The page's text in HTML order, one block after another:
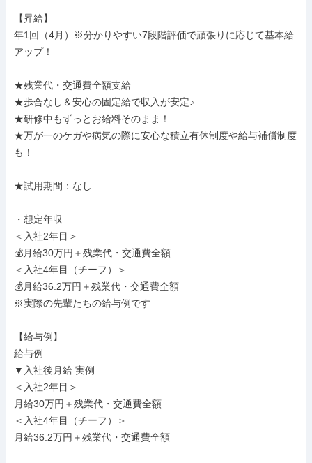
【昇給】
年1回（4月）※分かりやすい7段階評価で頑張りに応じて基本給
アップ！
★残業代・交通費全額支給
★歩合なし＆安心の固定給で収入が安定♪
★研修中もずっとお給料そのまま！
★万が一のケガや病気の際に安心な積立有休制度や給与補償制度
も！
★試用期間：なし
・想定年収
＜入社2年目＞
💰月給30万円＋残業代・交通費全額
＜入社4年目（チーフ）＞
💰月給36.2万円＋残業代・交通費全額
※実際の先輩たちの給与例です
【給与例】
給与例
▼入社後月給 実例
＜入社2年目＞
月給30万円＋残業代・交通費全額
＜入社4年目（チーフ）＞
月給36.2万円＋残業代・交通費全額